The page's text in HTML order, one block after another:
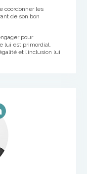
coordonner les
de son bon
pour
lui est primordial.
et l’inclusion lui